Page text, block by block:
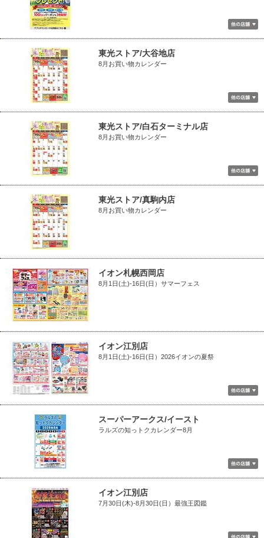
東光ストア/大谷地店
8月お買い物カレンダー
東光ストア/白石ターミナル店
8月お買い物カレンダー
東光ストア/真駒内店
8月お買い物カレンダー
イオン札幌西岡店
8月1日(土)-16日(日）サマーフェス
イオン江別店
8月1日(土)-16日(日）2026イオンの夏祭
スーパーアークス/イースト
ラルズの知っトクカレンダー8月
イオン江別店
7月30日(木)-8月30日(日）最強王図鑑